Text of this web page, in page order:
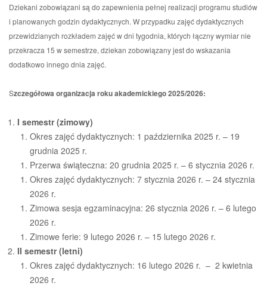
Dziekani zobowiązani są do zapewnienia pełnej realizacji programu studiów
i planowanych godzin dydaktycznych. W przypadku zajęć dydaktycznych
przewidzianych rozkładem zajęć w dni tygodnia, których łączny wymiar nie
przekracza 15 w semestrze, dziekan zobowiązany jest do wskazania
dodatkowo innego dnia zajęć.
Szczegółowa organizacja roku akademickiego 2025/2026:
I semestr (zimowy)
Okres zajęć dydaktycznych: 1 października 2025 r. – 19
grudnia 2025 r.
Przerwa świąteczna: 20 grudnia 2025 r. – 6 stycznia 2026 r.
Okres zajęć dydaktycznych: 7 stycznia 2026 r. – 24 stycznia
2026 r.
Zimowa sesja egzaminacyjna: 26 stycznia 2026 r. – 6 lutego
2026 r.
Zimowe ferie: 9 lutego 2026 r. – 15 lutego 2026 r.
II semestr (letni)
Okres zajęć dydaktycznych: 16 lutego 2026 r. – 2 kwietnia
2026 r.